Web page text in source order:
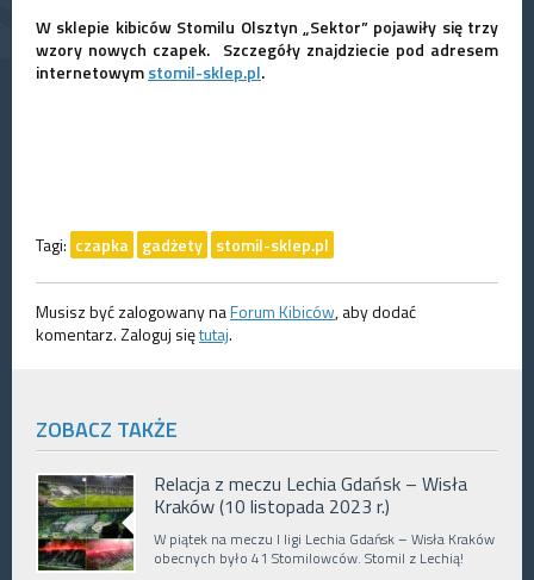
W sklepie kibiców Stomilu Olsztyn „Sektor” pojawiły się trzy
wzory nowych czapek. Szczegóły znajdziecie pod adresem
internetowymstomil-sklep.pl.
Tagi: czapka gadżety stomil-sklep.pl
Musisz być zalogowany naForum Kibiców, aby dodać
komentarz. Zaloguj siętutaj.
ZOBACZ TAKŻE
Relacja z meczu Lechia Gdańsk – Wisła
Kraków (10 listopada 2023 r.)
W piątek na meczu I ligi Lechia Gdańsk – Wisła Kraków
obecnych było 41 Stomilowców. Stomil z Lechią!